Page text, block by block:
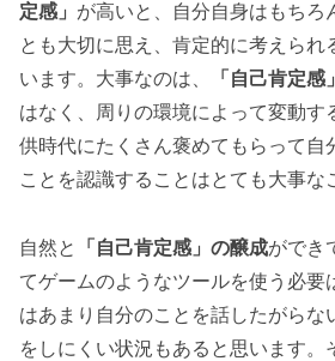
定感」 が高いと、自分自身はもちろ
とも大切に思え、肯定的に考えられ
います。大事なのは、
「自己肯定感」
はなく、周りの環境によって変動す
供時代にたくさん褒めてもらって自
ことを認識することはとても大事な
自然と 「自己肯定感」の醸成ができ
てゲームのようなツールを使う必要
はあまり自分のことを話したがらな
をしにくい状況もあると思います。